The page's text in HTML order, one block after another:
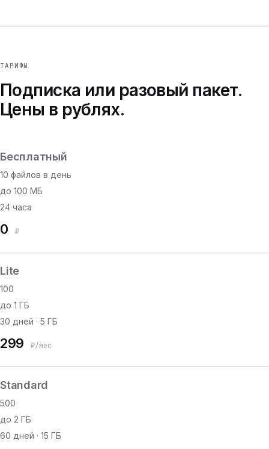
ТАРИФЫ
Подписка или разовый пакет.
Цены в рублях.
Бесплатный
10 файлов в день
до 100 МБ
24 часа
0 ₽
Lite
100
до 1 ГБ
30 дней · 5 ГБ
299 ₽/мес
Standard
500
до 2 ГБ
60 дней · 15 ГБ